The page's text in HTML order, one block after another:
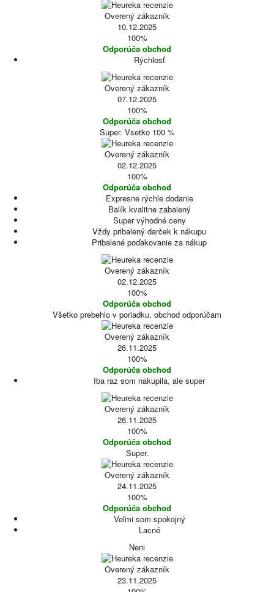
Overený zákazník
10.12.2025
100%
Odporúča obchod
Rýchlosť
Overený zákazník
07.12.2025
100%
Odporúča obchod
Super. Vsetko 100 %
Overený zákazník
02.12.2025
100%
Odporúča obchod
Expresne rýchle dodanie
Balík kvalitne zabalený
Super výhodné ceny
Vždy pribalený darček k nákupu
Pribalené poďakovanie za nákup
Overený zákazník
02.12.2025
100%
Odporúča obchod
Všetko prebehlo v poriadku, obchod odporúčam
Overený zákazník
26.11.2025
100%
Odporúča obchod
Iba raz som nakupila, ale super
Overený zákazník
26.11.2025
100%
Odporúča obchod
Super.
Overený zákazník
24.11.2025
100%
Odporúča obchod
Veľmi som spokojný
Lacné
Neni
Overený zákazník
23.11.2025